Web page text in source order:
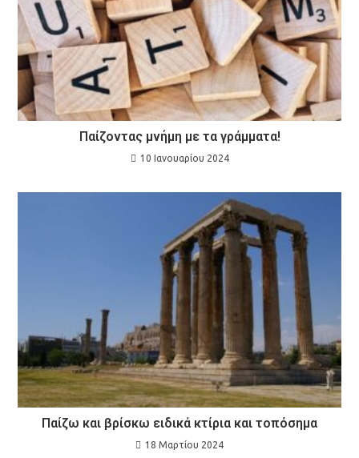
Παίζοντας μνήμη με τα γράμματα!
10 Ιανουαρίου 2024
Παίζω και βρίσκω ειδικά κτίρια και τοπόσημα
18 Μαρτίου 2024